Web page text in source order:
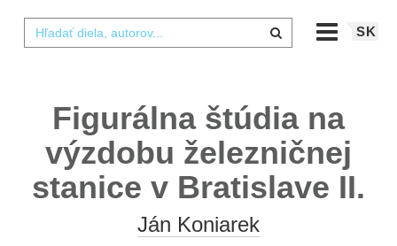
SK
Figurálna štúdia na
výzdobu železničnej
stanice v Bratislave II.
Ján Koniarek